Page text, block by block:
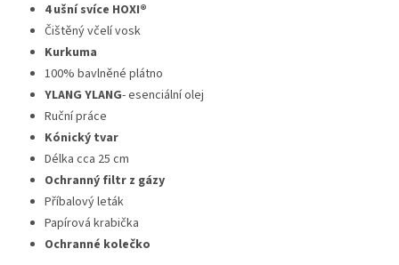
4 ušní svíce HOXI®
Čištěnývčelívosk
Kurkuma
100% bavlněné plátno
YLANG YLANG- esenciální olej
Ručnípráce
Kónický tvar
Délka cca 25 cm
Ochranný filtr z gázy
Příbalový leták
Papírová krabička
Ochranné kolečko